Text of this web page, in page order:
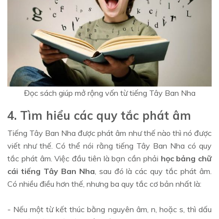
Đọc sách giúp mở rộng vốn từ tiếng Tây Ban Nha
4. Tìm hiểu các quy tắc phát âm
Tiếng Tây Ban Nha được phát âm như thế nào thì nó được
viết như thế. Có thể nói rằng tiếng Tây Ban Nha có quy
tắc phát âm. Việc đầu tiên là bạn cần phải học bảng chữ
cái tiếng Tây Ban Nha , sau đó là các quy tắc phát âm.
Có nhiều điều hơn thế, nhưng ba quy tắc cơ bản nhất là:
- Nếu một từ kết thúc bằng nguyên âm, n, hoặc s, thì dấu